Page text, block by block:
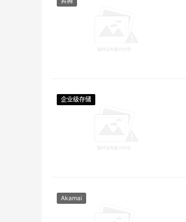
企业级存储
企业级存储
企业级存储
企业级存储
Akamai